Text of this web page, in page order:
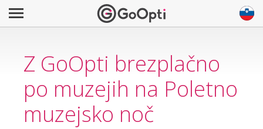
Z GoOpti brezplačno
po muzejih na Poletno
muzejsko noč